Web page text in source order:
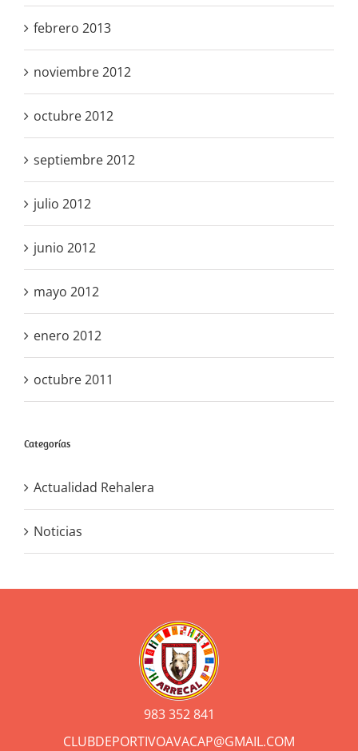
febrero 2013
noviembre 2012
octubre 2012
septiembre 2012
julio 2012
junio 2012
mayo 2012
enero 2012
octubre 2011
Categorías
Actualidad Rehalera
Noticias
983 352 841
CLUBDEPORTIVOAVACAP@GMAIL.COM